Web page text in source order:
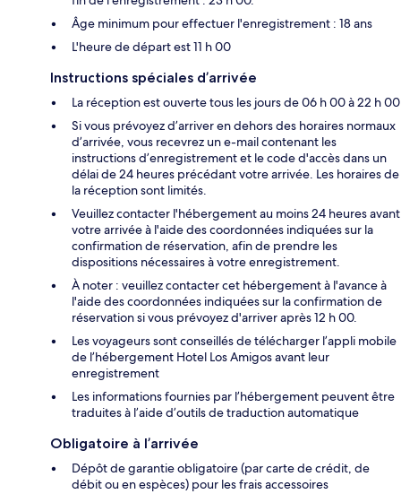
Âge minimum pour effectuer l'enregistrement : 18 ans
L'heure de départ est 11 h 00
Instructions spéciales d’arrivée
La réception est ouverte tous les jours de 06 h 00 à 22 h 00
Si vous prévoyez d’arriver en dehors des horaires normaux
d’arrivée, vous recevrez un e-mail contenant les
instructions d’enregistrement et le code d'accès dans un
délai de 24 heures précédant votre arrivée. Les horaires de
la réception sont limités.
Veuillez contacter l'hébergement au moins 24 heures avant
votre arrivée à l'aide des coordonnées indiquées sur la
confirmation de réservation, afin de prendre les
dispositions nécessaires à votre enregistrement.
À noter : veuillez contacter cet hébergement à l'avance à
l'aide des coordonnées indiquées sur la confirmation de
réservation si vous prévoyez d'arriver après 12 h 00.
Les voyageurs sont conseillés de télécharger l’appli mobile
de l’hébergement Hotel Los Amigos avant leur
enregistrement
Les informations fournies par l’hébergement peuvent être
traduites à l’aide d’outils de traduction automatique
Obligatoire à l’arrivée
Dépôt de garantie obligatoire (par carte de crédit, de
débit ou en espèces) pour les frais accessoires